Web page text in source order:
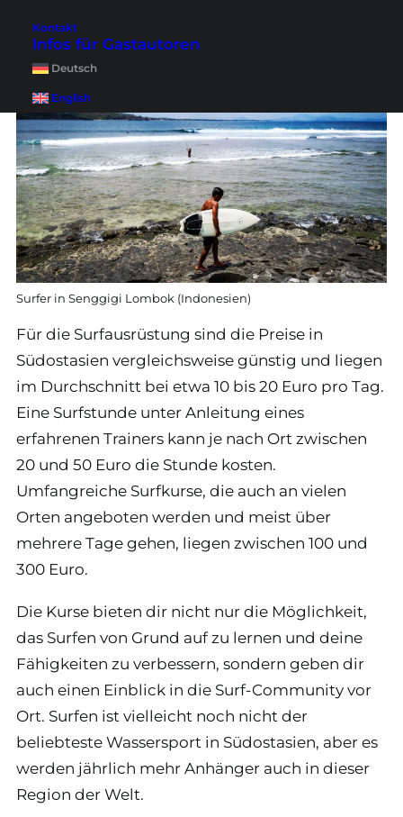
Kontakt
Infos für Gastautoren
Deutsch
English
willkommen, dich in die Wellen zu stürzen.
Surfer in Senggigi Lombok (Indonesien)
Für die Surfausrüstung sind die Preise in
Südostasien vergleichsweise günstig und liegen
im Durchschnitt bei etwa 10 bis 20 Euro pro Tag.
Eine Surfstunde unter Anleitung eines
erfahrenen Trainers kann je nach Ort zwischen
20 und 50 Euro die Stunde kosten.
Umfangreiche Surfkurse, die auch an vielen
Orten angeboten werden und meist über
mehrere Tage gehen, liegen zwischen 100 und
300 Euro.
Die Kurse bieten dir nicht nur die Möglichkeit,
das Surfen von Grund auf zu lernen und deine
Fähigkeiten zu verbessern, sondern geben dir
auch einen Einblick in die Surf-Community vor
Ort. Surfen ist vielleicht noch nicht der
beliebteste Wassersport in Südostasien, aber es
werden jährlich mehr Anhänger auch in dieser
Region der Welt.